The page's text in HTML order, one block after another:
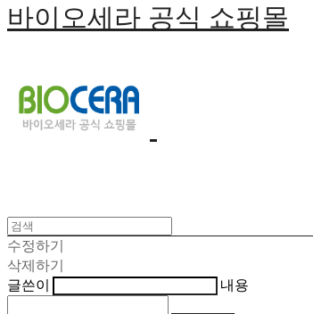
바이오세라 공식 쇼핑몰
수정하기
삭제하기
글쓴이
내용